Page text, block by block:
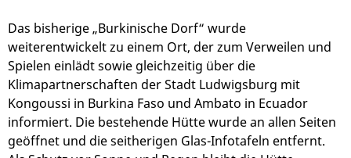
Das bisherige „Burkinische Dorf“ wurde
weiterentwickelt zu einem Ort, der zum Verweilen und
Spielen einlädt sowie gleichzeitig über die
Klimapartnerschaften der Stadt Ludwigsburg mit
Kongoussi in Burkina Faso und Ambato in Ecuador
informiert. Die bestehende Hütte wurde an allen Seiten
geöffnet und die seitherigen Glas-Infotafeln entfernt.